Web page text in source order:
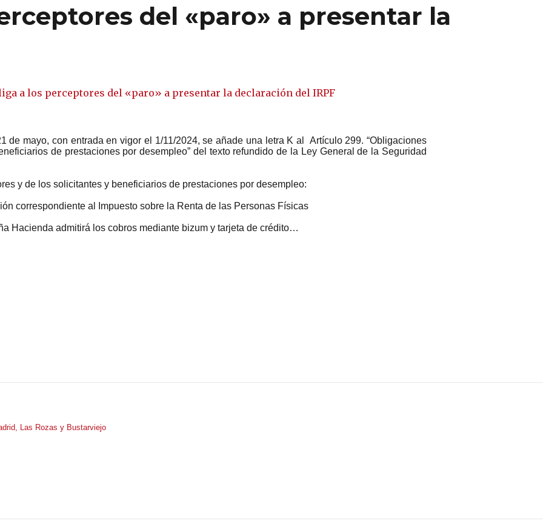
del «paro» a presentar la
de mayo, con entrada en vigor el 1/11/2024, se añade una letra K al Artículo 299. “Obligaciones
de prestaciones por desempleo” del texto refundido de la Ley General de la Seguridad
y de los solicitantes y beneficiarios de prestaciones por desempleo:
correspondiente al Impuesto sobre la Renta de las Personas Físicas
Hacienda admitirá los cobros mediante bizum y tarjeta de crédito…
Las Rozas y Bustarviejo